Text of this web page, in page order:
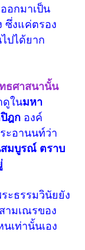
อกมาเป็น
ซึ่งแค่ตรอง
ปได้ยาก
ธศาสนานั้น
ดูในมหา
ฎก องค์
ะอานนท์ว่า
สมบูรณ์ ตราบ
ะธรรมวินัยยัง
ามเณรของ
เท่านั้นเอง